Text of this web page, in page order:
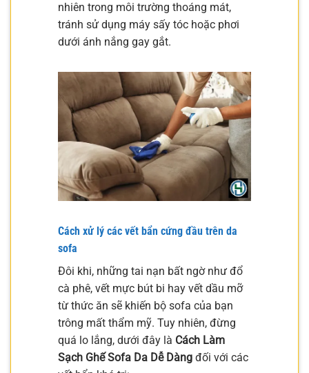
nhiên trong môi trường thoáng mát,
tránh sử dụng máy sấy tóc hoặc phơi
dưới ánh nắng gay gắt.
Cách xử lý các vết bẩn cứng đầu trên da
sofa
Đôi khi, những tai nạn bất ngờ như đổ
cà phê, vết mực bút bi hay vết dầu mỡ
từ thức ăn sẽ khiến bộ sofa của bạn
trông mất thẩm mỹ. Tuy nhiên, đừng
quá lo lắng, dưới đây là Cách Làm
Sạch Ghế Sofa Da Dễ Dàng đối với các